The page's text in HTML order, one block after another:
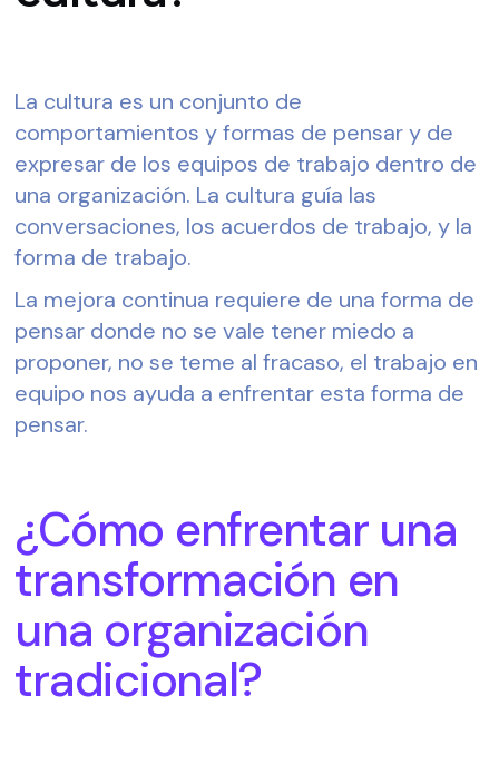
La cultura es un conjunto de
comportamientos y formas de pensar y de
expresar de los equipos de trabajo dentro de
una organización. La cultura guía las
conversaciones, los acuerdos de trabajo, y la
forma de trabajo.
La mejora continua requiere de una forma de
pensar donde no se vale tener miedo a
proponer, no se teme al fracaso, el trabajo en
equipo nos ayuda a enfrentar esta forma de
pensar.
¿Cómo enfrentar una
transformación en
una organización
tradicional?